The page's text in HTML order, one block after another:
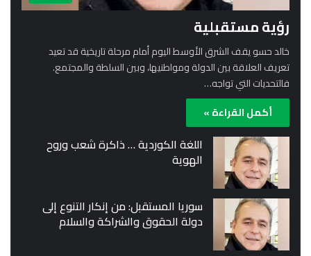
رؤية مستقبلية
خالد حسو يقف الشرق الأوسط اليوم أمام مرحلة تاريخية قد تعيد
تعريف العلاقة بين الدولة ومواطنيها، وبين السلطة والمجتمع.
فالتحديات التي تواجه…
أكمل القراءة »
اللغة الكوردية … ذاكرة شعب وروح
الهوية
سوريا المستقبل: من إنكار التنوع إلى
دولة الحقوق والشراكة والسلام